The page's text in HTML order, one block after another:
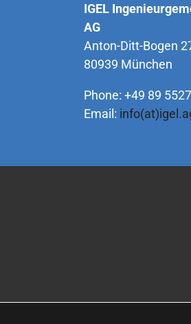
IGEL
AG
Anton-Ditt-Bogen
80939 München
Phone: +49 89
Email: